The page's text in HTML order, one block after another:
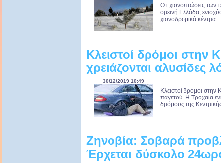
Ο ι χιονοπτώσεις των
ορεινή Ελλάδα,
χιονοδρομικά κέντρα.
Κλειστοί δρόμοι στην
χρειάζονται αλυσίδες
30/12/2019 10:49
Κλειστοί δρόμοι στην
παγετού. Η Τροχαία
δρόμους της
Ζηνοβία: Σοβαρά
Έρχεται δύσκολο